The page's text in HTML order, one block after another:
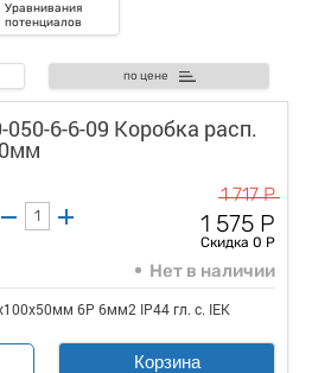
Уравнивания
потенциалов
по цене
050-6-6-09 Коробка расп.
1 717 Р
1 575 Р
Скидка 0 Р
Нет в наличии
6P 6мм2 IP44 гл. с. IEK
Корзина